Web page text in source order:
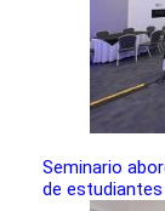
Seminario
de